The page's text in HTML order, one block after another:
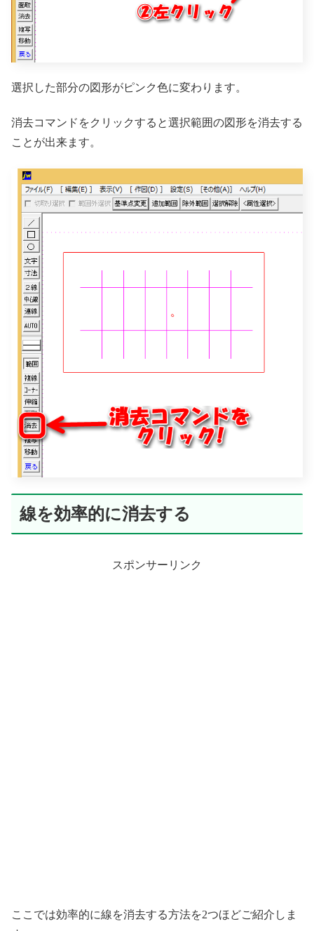
選択した部分の図形がピンク色に変わります。
消去コマンドをクリックすると選択範囲の図形を消去する
ことが出来ます。
線を効率的に消去する
スポンサーリンク
ここでは効率的に線を消去する方法を2つほどご紹介しま